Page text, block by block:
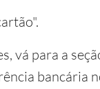
vá para a
bancária